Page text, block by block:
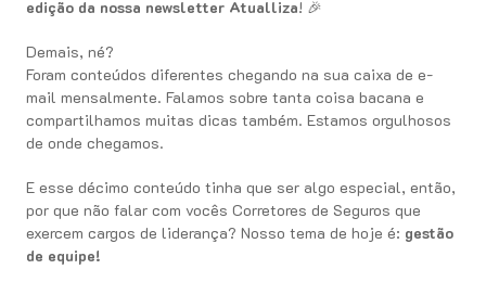
edição da nossa newsletter Atualliza! 🎉
Demais, né?
Foram conteúdos diferentes chegando na sua caixa de e-
mail mensalmente. Falamos sobre tanta coisa bacana e
compartilhamos muitas dicas também. Estamos orgulhosos
de onde chegamos.
E esse décimo conteúdo tinha que ser algo especial, então,
por que não falar com vocês Corretores de Seguros que
exercem cargos de liderança? Nosso tema de hoje é: gestão
de equipe!